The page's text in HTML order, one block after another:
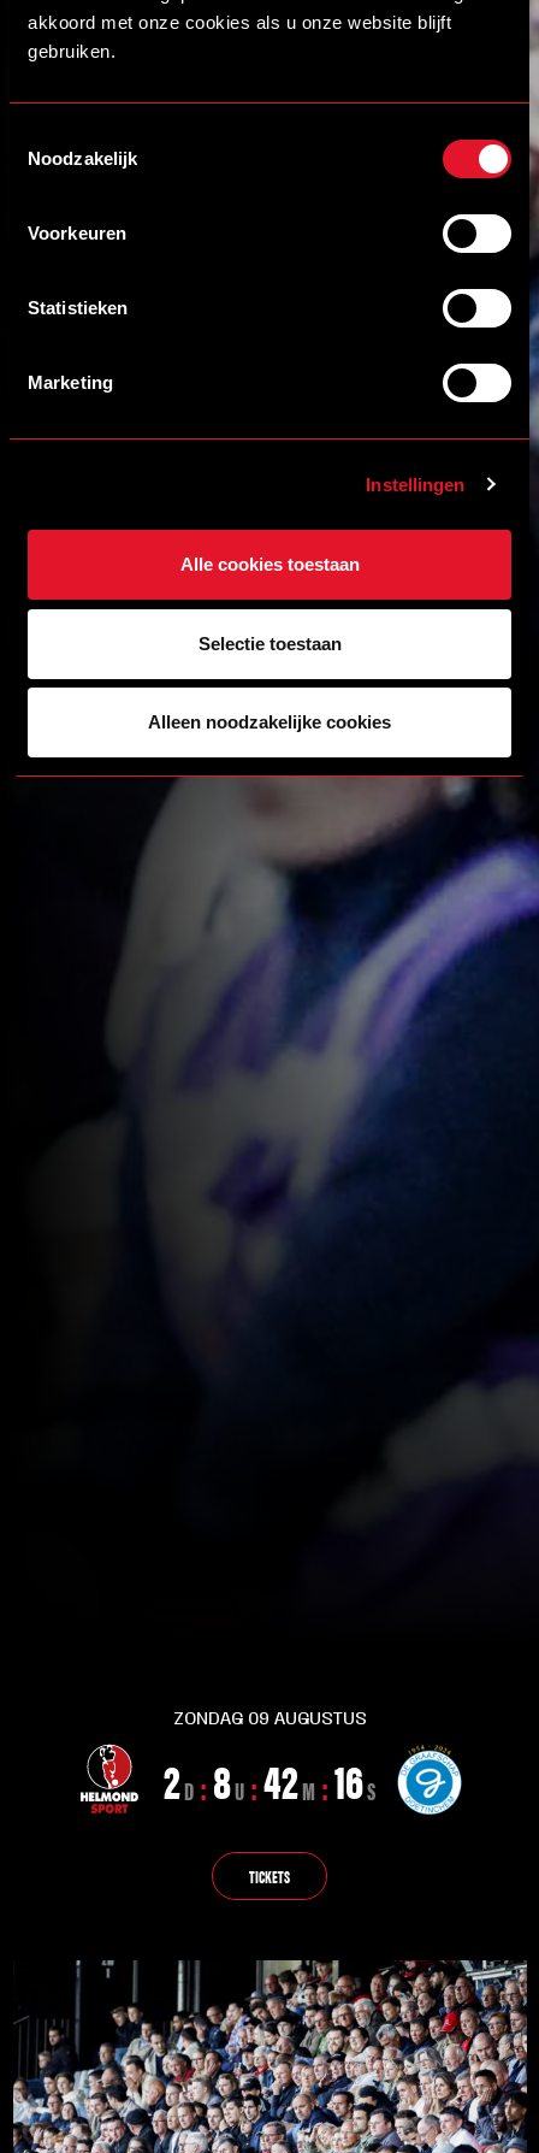
akkoord met onze cookies als u onze website blijft
gebruiken.
Noodzakelijk
Voorkeuren
Statistieken
Marketing
Instellingen
Alle cookies toestaan
Selectie toestaan
Alleen noodzakelijke cookies
ZONDAG 09 AUGUSTUS
2D :8U :42M :15S
TICKETS